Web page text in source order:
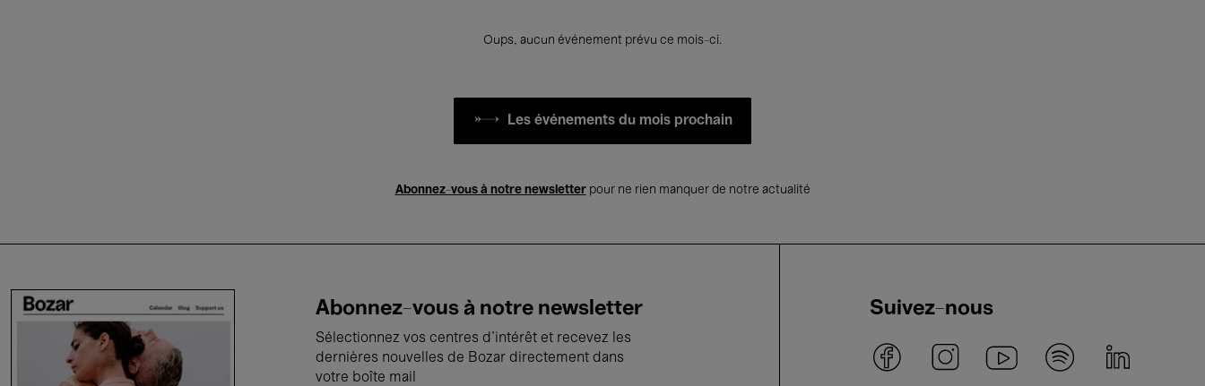
Oups, aucun événement prévu ce mois-ci.
Les événements du mois prochain
Abonnez-vous à notre newsletterpour ne rien manquer de notre actualité
Abonnez-vous à notre newsletter
Sélectionnez vos centres d'intérêt et recevez les
dernières nouvelles de Bozar directement dans
votre boîte mail
Suivez-nous